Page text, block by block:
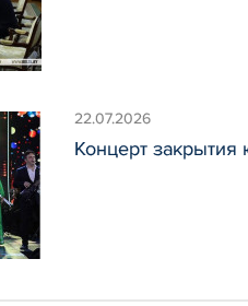
22.07.2026
Концерт